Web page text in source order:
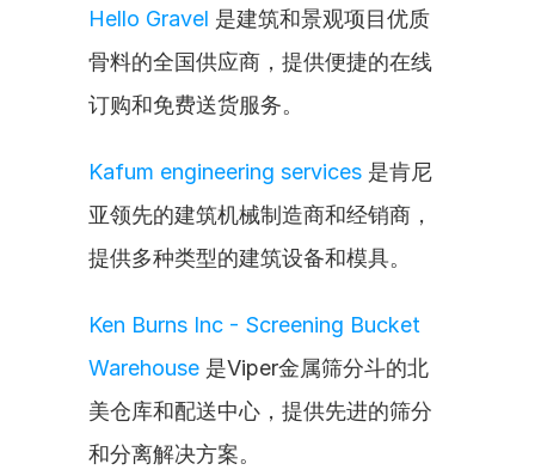
Hello Gravel 是建筑和景观项目优质
骨料的全国供应商，提供便捷的在线
订购和免费送货服务。
Kafum engineering services 是肯尼
亚领先的建筑机械制造商和经销商，
提供多种类型的建筑设备和模具。
Ken Burns Inc - Screening Bucket
Warehouse 是Viper金属筛分斗的北
美仓库和配送中心，提供先进的筛分
和分离解决方案。